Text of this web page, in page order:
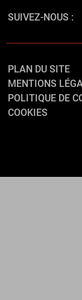
SUIVEZ-NOUS :
PLAN DU SITE
MENTIONS
POLITIQUE DE
COOKIES